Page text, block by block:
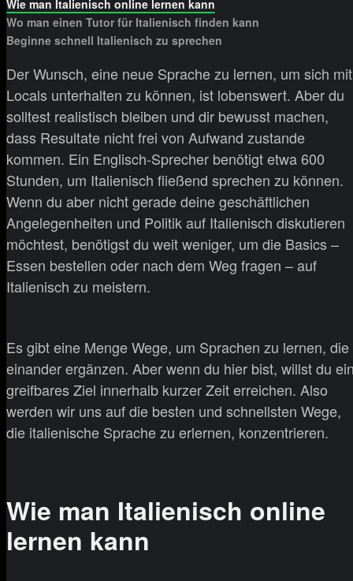
Wie man Italienisch online lernen kann
Wo man einen Tutor für Italienisch finden kann
Beginne schnell Italienisch zu sprechen
Der Wunsch, eine neue Sprache zu lernen, um sich mit
Locals unterhalten zu können, ist lobenswert. Aber du
solltest realistisch bleiben und dir bewusst machen,
dass Resultate nicht frei von Aufwand zustande
kommen. Ein Englisch-Sprecher benötigt etwa 600
Stunden, um Italienisch fließend sprechen zu können.
Wenn du aber nicht gerade deine geschäftlichen
Angelegenheiten und Politik auf Italienisch diskutieren
möchtest, benötigst du weit weniger, um die Basics –
Essen bestellen oder nach dem Weg fragen – auf
Italienisch zu meistern.
Es gibt eine Menge Wege, um Sprachen zu lernen, die
einander ergänzen. Aber wenn du hier bist, willst du
greifbares Ziel innerhalb kurzer Zeit erreichen. Also
werden wir uns auf die besten und schnellsten Wege,
die italienische Sprache zu erlernen, konzentrieren.
Wie man Italienisch online
lernen kann